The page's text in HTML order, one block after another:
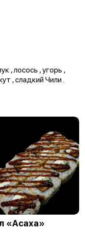
, лосось , угорь ,
, сладкий Чили .
«Асаха»